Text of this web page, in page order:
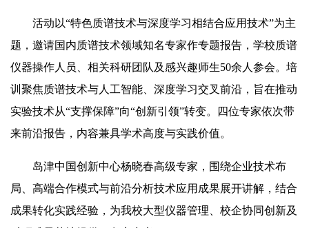
活动以“特色质谱技术与深度学习相结合应用技术”为主
题，邀请国内质谱技术领域知名专家作专题报告，学校质谱
仪器操作人员、相关科研团队及感兴趣师生50余人参会。培
训聚焦质谱技术与人工智能、深度学习交叉前沿，旨在推动
实验技术从“支撑保障”向“创新引领”转变。四位专家依次带
来前沿报告，内容兼具学术高度与实践价值。
岛津中国创新中心杨晓春高级专家，围绕企业技术布
局、高端合作模式与前沿分析技术应用成果展开讲解，结合
成果转化实践经验，为我校大型仪器管理、校企协同创新及